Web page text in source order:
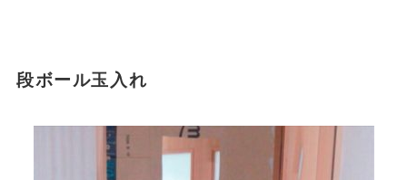
段ボール玉入れ